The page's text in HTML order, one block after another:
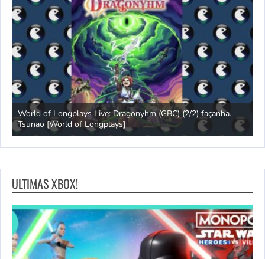
World of Longplays Live: Dragonyhm (GBC) (2/2) façanha.
Tsunao [World of Longplays]
ULTIMAS XBOX!